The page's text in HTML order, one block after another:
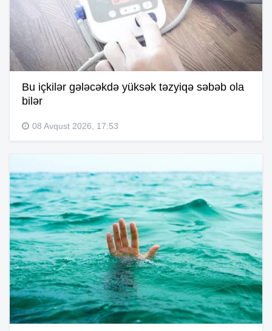
Bu içkilər gələcəkdə yüksək təzyiqə səbəb ola
bilər
08 Avqust 2026, 17:53